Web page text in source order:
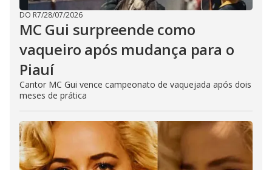
DO R7/28/07/2026
MC Gui surpreende como
vaqueiro após mudança para o
Piauí
Cantor MC Gui vence campeonato de vaquejada após dois
meses de prática